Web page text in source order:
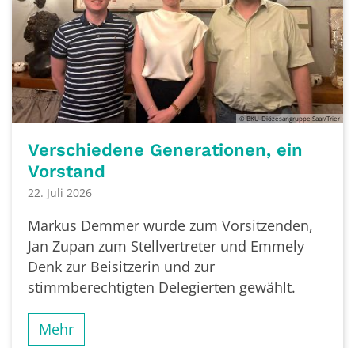
© BKU-Diözesangruppe Saar/Trier
Verschiedene Generationen, ein
Vorstand
22. Juli 2026
Markus Demmer wurde zum Vorsitzenden,
Jan Zupan zum Stellvertreter und Emmely
Denk zur Beisitzerin und zur
stimmberechtigten Delegierten gewählt.
Mehr